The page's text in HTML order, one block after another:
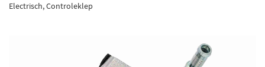
Electrisch, Controleklep